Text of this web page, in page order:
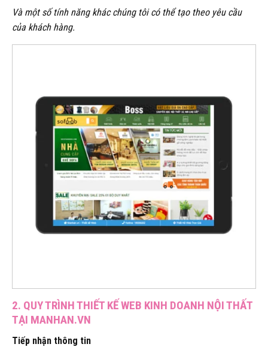
Và một số tính năng khác chúng tôi có thể tạo theo yêu cầu
của khách hàng.
2. QUY TRÌNH THIẾT KẾ WEB KINH DOANH NỘI THẤT
TẠI MANHAN.VN
Tiếp nhận thông tin